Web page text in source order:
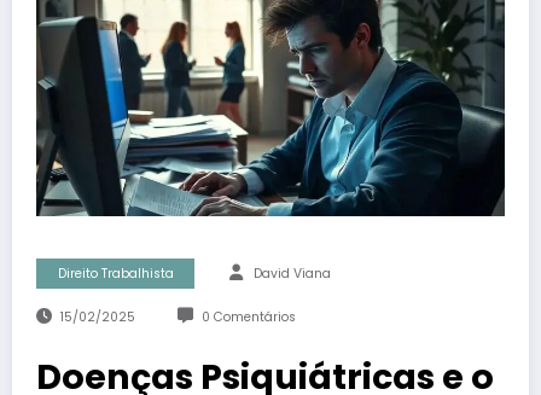
Direito Trabalhista David Viana
15/02/2025 0 Comentários
Doenças Psiquiátricas e o